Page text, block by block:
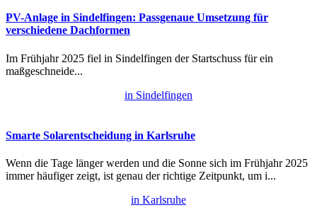
PV-Anlage in Sindelfingen: Passgenaue Umsetzung für
verschiedene Dachformen
Im Frühjahr 2025 fiel in Sindelfingen der Startschuss für ein
maßgeschneide...
in Sindelfingen
Smarte Solarentscheidung in Karlsruhe
Wenn die Tage länger werden und die Sonne sich im Frühjahr 2025
immer häufiger zeigt, ist genau der richtige Zeitpunkt, um i...
in Karlsruhe